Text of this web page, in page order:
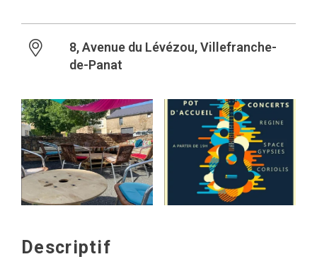
8, Avenue du Lévézou, Villefranche-
de-Panat
Descriptif